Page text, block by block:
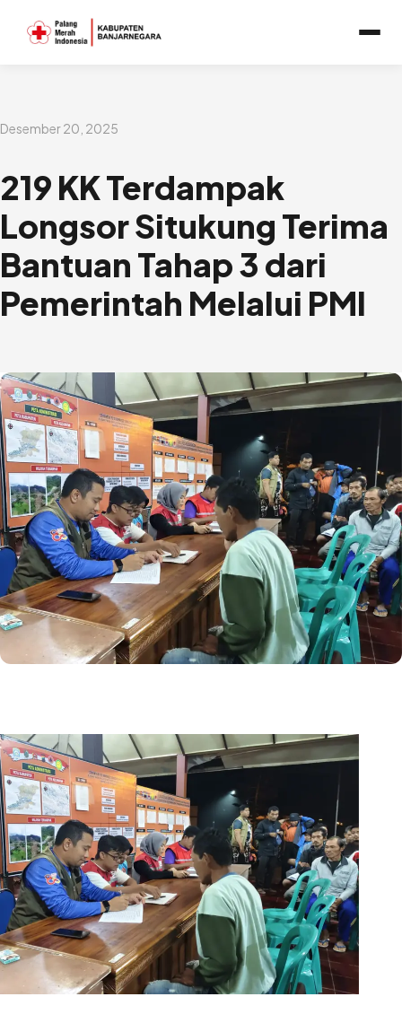
Desember 20, 2025
219 KK Terdampak
Longsor Situkung Terima
Bantuan Tahap 3 dari
Pemerintah Melalui PMI